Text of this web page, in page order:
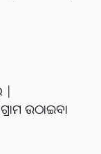
|
ଉଠାଇବା